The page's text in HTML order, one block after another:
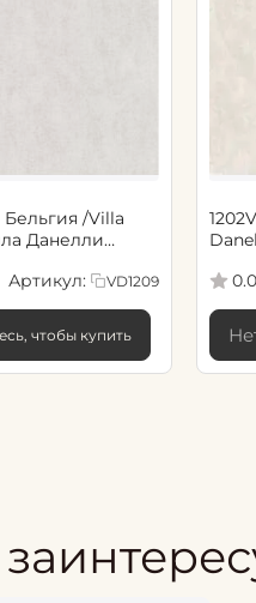
Бельгия /Villa
Данелли
Артикул: VD1209
чтобы купить
(6) 0.0